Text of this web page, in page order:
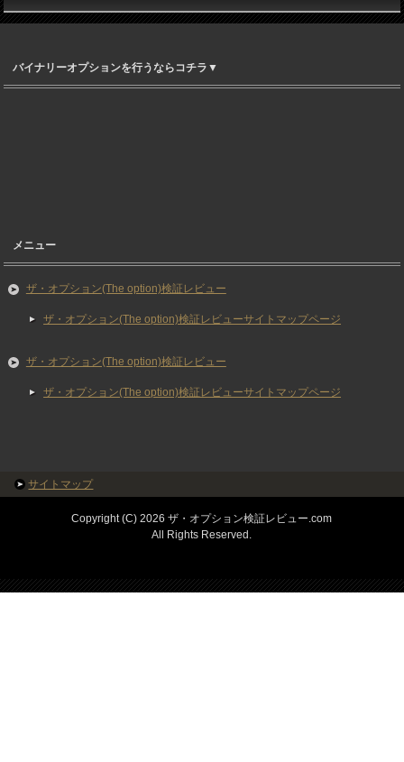
バイナリーオプションを行うならコチラ▼
メニュー
ザ・オプション(The option)検証レビュー
ザ・オプション(The option)検証レビューサイトマップページ
ザ・オプション(The option)検証レビュー
ザ・オプション(The option)検証レビューサイトマップページ
サイトマップ
Copyright (C) 2026 ザ・オプション検証レビュー.com
All Rights Reserved.